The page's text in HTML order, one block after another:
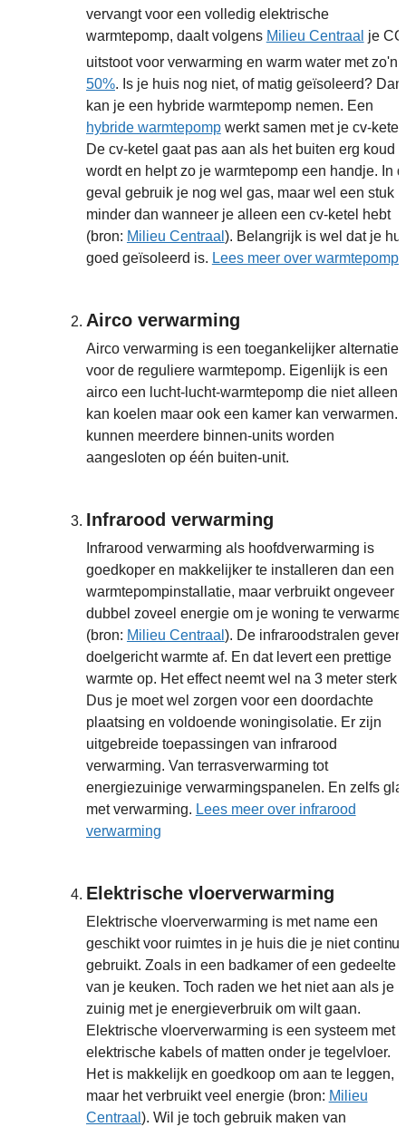
vervangt voor een volledig elektrische
warmtepomp, daalt volgens Milieu Centraal je CO
uitstoot voor verwarming en warm water met zo'n
50%. Is je huis nog niet, of matig geïsoleerd? Dan
kan je een hybride warmtepomp nemen. Een
hybride warmtepompwerkt samen met je cv-ketel.
De cv-ketel gaat pas aan als het buiten erg koud
wordt en helpt zo je warmtepomp een handje. In
geval gebruik je nog wel gas, maar wel een stuk
minder dan wanneer je alleen een cv-ketel hebt
(bron: Milieu Centraal ). Belangrijk is wel dat je
goed geïsoleerd is. Lees meer over
Airco verwarming
Airco verwarming is een toegankelijker alternatief
voor de reguliere warmtepomp. Eigenlijk is een
airco een lucht-lucht-warmtepomp die niet alleen
kan koelen maar ook een kamer kan verwarmen.
kunnen meerdere binnen-units worden
aangesloten op één buiten-unit.
Infrarood verwarming
Infrarood verwarming als hoofdverwarming is
goedkoper en makkelijker te installeren dan een
warmtepompinstallatie, maar verbruikt ongeveer
dubbel zoveel energie om je woning te
(bron: Milieu Centraal ). De infraroodstralen geven
doelgericht warmte af. En dat levert een prettige
warmte op. Het effect neemt wel na 3 meter sterk
Dus je moet wel zorgen voor een doordachte
plaatsing en voldoende woningisolatie. Er zijn
uitgebreide toepassingen van infrarood
verwarming. Van terrasverwarming tot
energiezuinige verwarmingspanelen. En zelfs
met verwarming. Lees meer over infrarood
verwarming
Elektrische vloerverwarming
Elektrische vloerverwarming is met name een
geschikt voor ruimtes in je huis die je niet continu
gebruikt. Zoals in een badkamer of een gedeelte
van je keuken. Toch raden we het niet aan als je
zuinig met je energieverbruik om wilt gaan.
Elektrische vloerverwarming is een systeem met
elektrische kabels of matten onder je tegelvloer.
Het is makkelijk en goedkoop om aan te leggen,
maar het verbruikt veel energie (bron: Milieu
Centraal ). Wil je toch gebruik maken van